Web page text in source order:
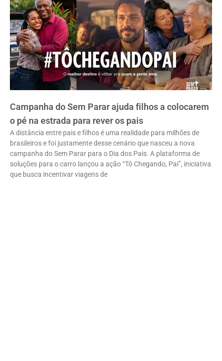
Campanha do Sem Parar ajuda filhos a colocarem
o pé na estrada para rever os pais
A distância entre pais e filhos é uma realidade para milhões de
brasileiros e foi justamente desse cenário que nasceu a nova
campanha do Sem Parar para o Dia dos Pais. A plataforma de
soluções para o carro lançou a ação “Tô Chegando, Pai”, iniciativa
que busca incentivar viagens de